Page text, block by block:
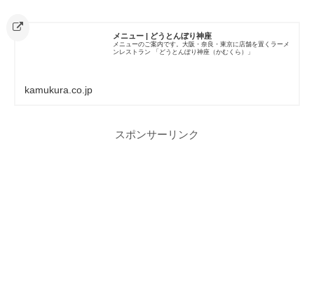
メニュー | どうとんぼり神座
メニューのご案内です。大阪・奈良・東京に店舗を置くラーメ
ンレストラン 「どうとんぼり神座（かむくら）」
kamukura.co.jp
スポンサーリンク